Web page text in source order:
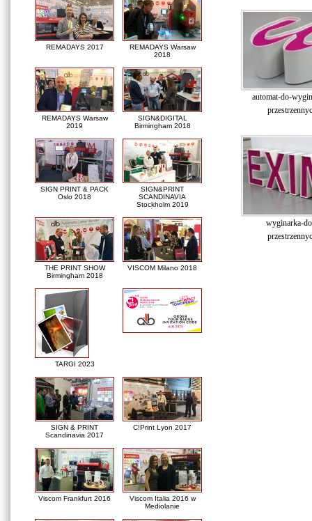
REMADAYS 2017
REMADAYS Warsaw
2018
REMADAYS Warsaw
2019
SIGN&DIGITAL
Birmingham 2018
SIGN PRINT & PACK
Oslo 2018
SIGN&PRINT
SCANDINAVIA
Stockholm 2019
THE PRINT SHOW
Birmingham 2018
VISCOM Milano 2018
TARGI 2023
SIGN & PRINT
Scandinavia 2017
C!Print Lyon 2017
Viscom Frankfurt 2016
Viscom Italia 2016 w
Mediolanie
automat-do-
wyginarka-